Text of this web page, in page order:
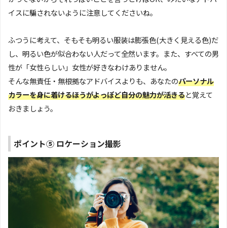
イスに騙されないように注意してくださいね。
ふつうに考えて、そもそも明るい服装は膨張色(大きく見える色)だ
し、明るい色が似合わない人だって全然います。また、すべての男
性が「女性らしい」女性が好きなわけありません。
そんな無責任・無根拠なアドバイスよりも、あなたのパーソナル
カラーを身に着けるほうがよっぽど自分の魅力が活きると覚えて
おきましょう。
ポイント⑤ ロケーション撮影